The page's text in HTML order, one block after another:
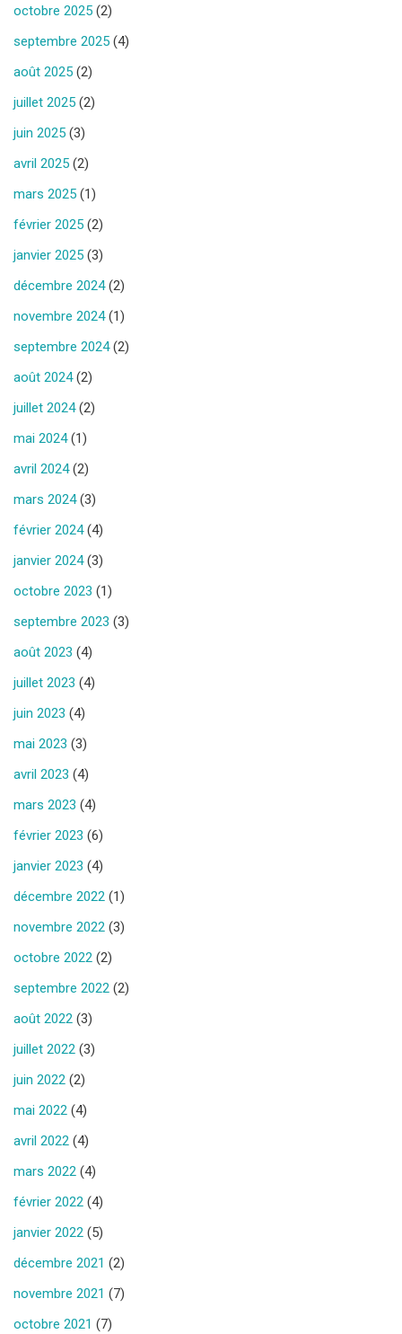
octobre 2025 (2)
septembre 2025 (4)
août 2025 (2)
juillet 2025 (2)
juin 2025 (3)
avril 2025 (2)
mars 2025 (1)
février 2025 (2)
janvier 2025 (3)
décembre 2024(2)
novembre 2024(1)
septembre 2024(2)
août 2024(2)
juillet 2024(2)
mai 2024(1)
avril 2024(2)
mars 2024(3)
février 2024(4)
janvier 2024(3)
octobre 2023 (1)
septembre 2023 (3)
août 2023 (4)
juillet 2023 (4)
juin 2023 (4)
mai 2023 (3)
avril 2023 (4)
mars 2023 (4)
février 2023 (6)
janvier 2023 (4)
décembre 2022 (1)
novembre 2022 (3)
octobre 2022 (2)
septembre 2022 (2)
août 2022 (3)
juillet 2022 (3)
juin 2022 (2)
mai 2022 (4)
avril 2022 (4)
mars 2022 (4)
février 2022 (4)
janvier 2022 (5)
décembre 2021 (2)
novembre 2021 (7)
octobre 2021 (7)